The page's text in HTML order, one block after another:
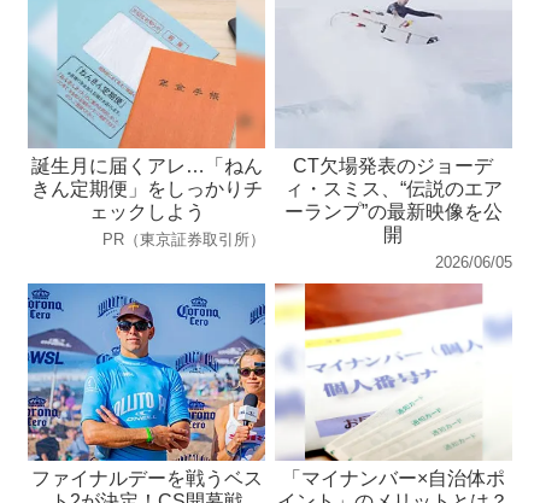
誕生月に届くアレ…「ねん
きん定期便」をしっかりチ
ェックしよう
PR（東京証券取引所）
CT欠場発表のジョーデ
ィ・スミス、“伝説のエア
ーランプ”の最新映像を公
開
2026/06/05
ファイナルデーを戦うベス
「マイナンバー×自治体ポ